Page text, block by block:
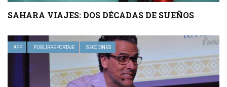
SAHARA VIAJES: DOS DÉCADAS DE SUEÑOS
APP PUBLIRREPORTAJE SECCIONES